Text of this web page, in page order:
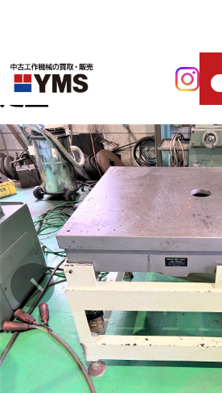
補要工具・機械周辺機器
定盤